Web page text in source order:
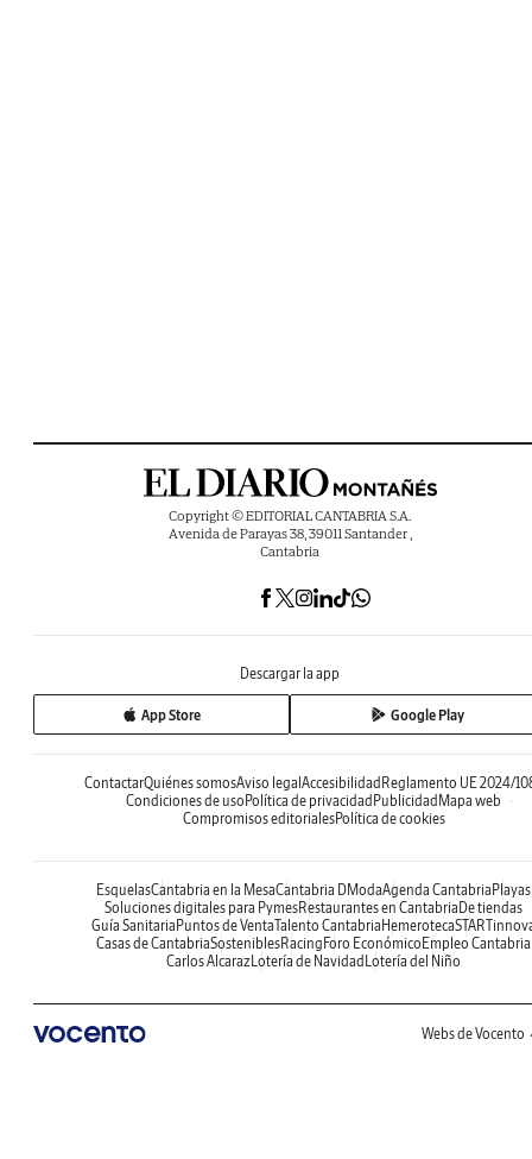
Copyright © EDITORIAL CANTABRIA S.A.
Avenida de Parayas 38, 39011 Santander ,
Cantabria
Descargar la app
App Store Google Play
ContactarQuiénes somosAviso legal Accesibilidad Reglamento UE 2024/
Condiciones de uso Política de privacidad Publicidad Mapa web
Compromisos editorialesPolítica de cookies
EsquelasCantabria en la MesaCantabria DModaAgenda Cantabria Playas
Soluciones digitales para PymesRestaurantes en Cantabria De tiendas
Guía Sanitaria Puntos de VentaTalento Cantabria Hemeroteca
Casas de CantabriaSosteniblesRacing Foro Económico Empleo Cantabria
Carlos AlcarazLotería de Navidad Lotería del Niño
Webs de Vocento